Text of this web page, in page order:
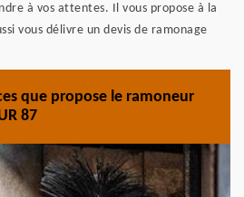
à vos attentes. Il vous propose à la
vous délivre un devis de ramonage
que propose le ramoneur
87